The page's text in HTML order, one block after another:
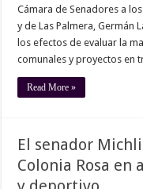
Cámara de Senadores a
y de Las Palmera, Germán
los efectos de evaluar la
comunales y proyectos en
Read More »
El senador
Colonia Rosa en